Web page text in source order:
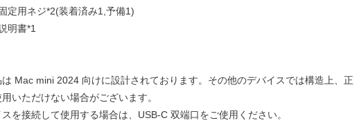
定用ネジ*2(装着済み1,予備1)
明書*1
Mac mini 2024 向けに設計されております。その他のデバイスでは構造上、正
いただけない場合がございます。
を接続して使用する場合は、USB-C 双端口をご使用ください。